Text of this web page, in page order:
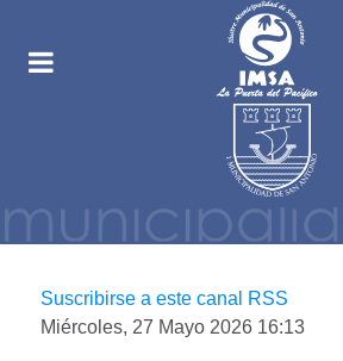
Suscribirse a este canal RSS
Miércoles, 27 Mayo 2026 16:13